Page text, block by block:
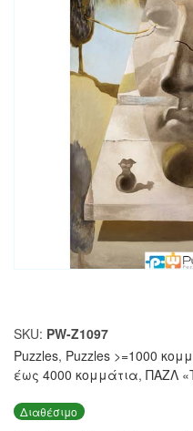
SKU: PW-Z1097
Puzzles, Puzzles >=1000
έως 4000 κομμάτια, ΠΑΖΛ
Διαθέσιμο